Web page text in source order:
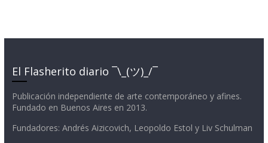
El Flasherito diario ¯\_(ツ)_/¯
Publicación independiente de arte contemporáneo y afines.
Fundado en Buenos Aires en 2013.
Fundadores: Andrés Aizicovich, Leopoldo Estol y Liv Schulman